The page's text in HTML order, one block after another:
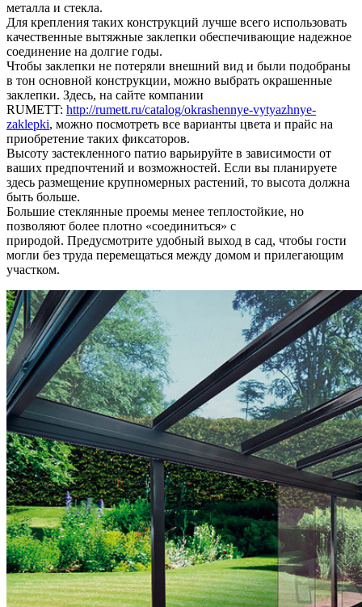
металла и стекла.
Для крепления таких конструкций лучше всего использовать
качественные вытяжные заклепки обеспечивающие надежное
соединение на долгие годы.
Чтобы заклепки не потеряли внешний вид и были подобраны
в тон основной конструкции, можно выбрать окрашенные
заклепки. Здесь, на сайте компании
RUMETT: http://rumett.ru/catalog/okrashennye-vytyazhnye-
zaklepki, можно посмотреть все варианты цвета и прайс на
приобретение таких фиксаторов.
Высоту застекленного патио варьируйте в зависимости от
ваших предпочтений и возможностей. Если вы планируете
здесь размещение крупномерных растений, то высота должна
быть больше.
Большие стеклянные проемы менее теплостойкие, но
позволяют более плотно «соединиться» с
природой. Предусмотрите удобный выход в сад, чтобы гости
могли без труда перемещаться между домом и прилегающим
участком.